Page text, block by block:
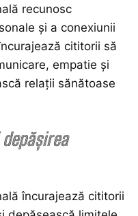
recunosc
și a conexiunii
cititorii să
empatie și
relații sănătoase
încurajează cititorii